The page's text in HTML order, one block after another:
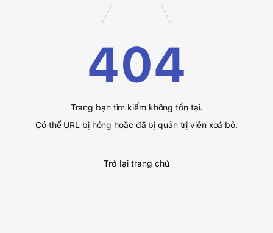
404
Trang bạn tìm kiếm không tồn tại.
Có thể URL bị hỏng hoặc đã bị quản trị viên xoá bỏ.
Trở lại trang chủ